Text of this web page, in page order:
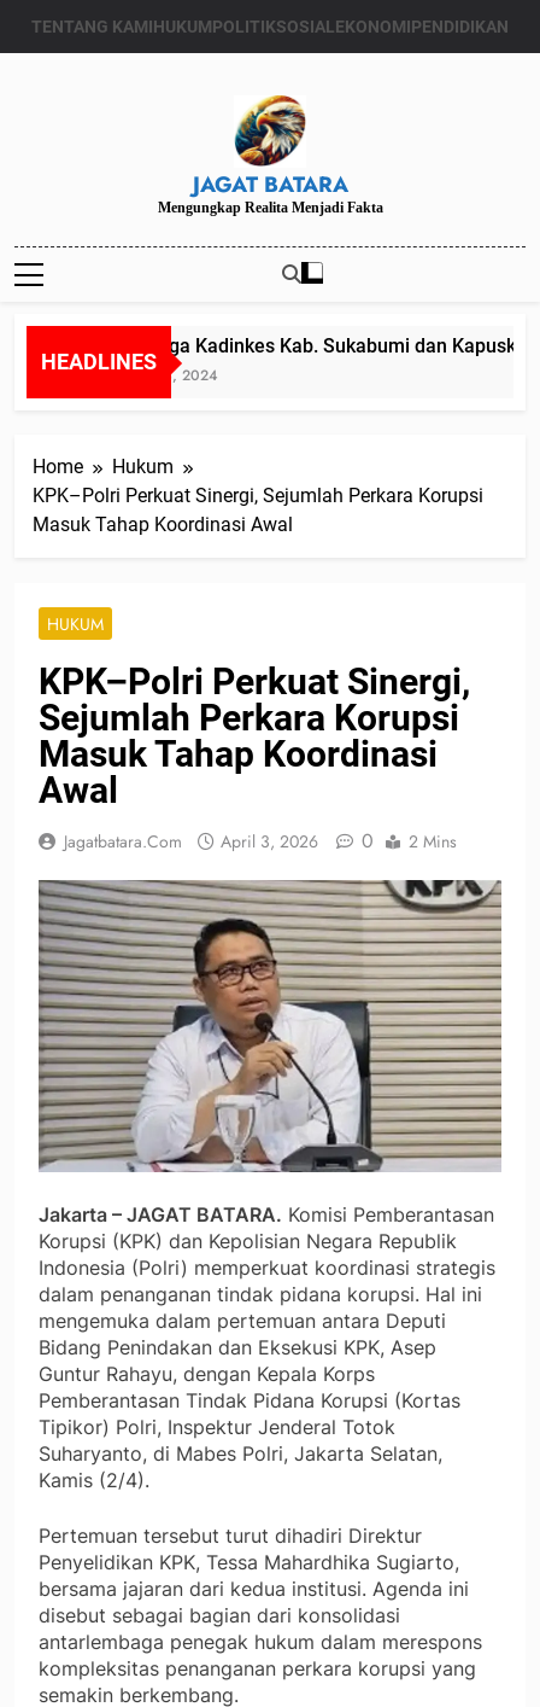
TENTANG KAMIHUKUMPOLITIKSOSIALEKONOMIPENDIDIKAN
JAGAT BATARA
Mengungkap Realita Menjadi Fakta
HEADLINES
Diduga Kadinkes Kab. Sukabumi dan
Juli 24, 2024
Home
Hukum
KPK–Polri Perkuat Sinergi, Sejumlah Perkara Korupsi
Masuk Tahap Koordinasi Awal
HUKUM
KPK–Polri Perkuat Sinergi,
Sejumlah Perkara Korupsi
Masuk Tahap Koordinasi
Awal
Jagatbatara.com April 3, 2026 0 2 Mins
Jakarta – JAGAT BATARA. Komisi Pemberantasan
Korupsi (KPK) dan Kepolisian Negara Republik
Indonesia (Polri) memperkuat koordinasi strategis
dalam penanganan tindak pidana korupsi. Hal ini
mengemuka dalam pertemuan antara Deputi
Bidang Penindakan dan Eksekusi KPK, Asep
Guntur Rahayu, dengan Kepala Korps
Pemberantasan Tindak Pidana Korupsi (Kortas
Tipikor) Polri, Inspektur Jenderal Totok
Suharyanto, di Mabes Polri, Jakarta Selatan,
Kamis (2/4).
Pertemuan tersebut turut dihadiri Direktur
Penyelidikan KPK, Tessa Mahardhika Sugiarto,
bersama jajaran dari kedua institusi. Agenda ini
disebut sebagai bagian dari konsolidasi
antarlembaga penegak hukum dalam merespons
kompleksitas penanganan perkara korupsi yang
semakin berkembang.